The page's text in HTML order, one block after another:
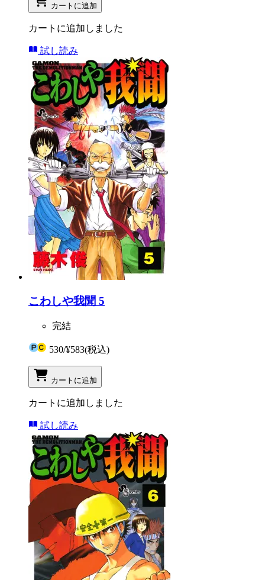
カートに追加
カートに追加しました
試し読み
こわしや我聞 5
完結
530/¥583(税込)
カートに追加
カートに追加しました
試し読み